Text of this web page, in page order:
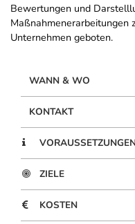
Bewertungen und
Maßnahmenerarbeitungen
Unternehmen geboten.
WANN & WO
KONTAKT
ZIELE
KOSTEN